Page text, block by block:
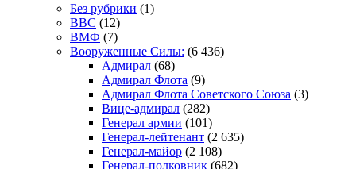
Без рубрики (1)
ВВС (12)
ВМФ (7)
Вооруженные Силы: (6 436)
Адмирал (68)
Адмирал Флота (9)
Адмирал Флота Советского Союза (3)
Вице-адмирал (282)
Генерал армии (101)
Генерал-лейтенант (2 635)
Генерал-майор (2 108)
Генерал-полковник (682)